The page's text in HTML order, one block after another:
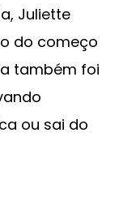
Juliette
do começo
também foi
ou sai do